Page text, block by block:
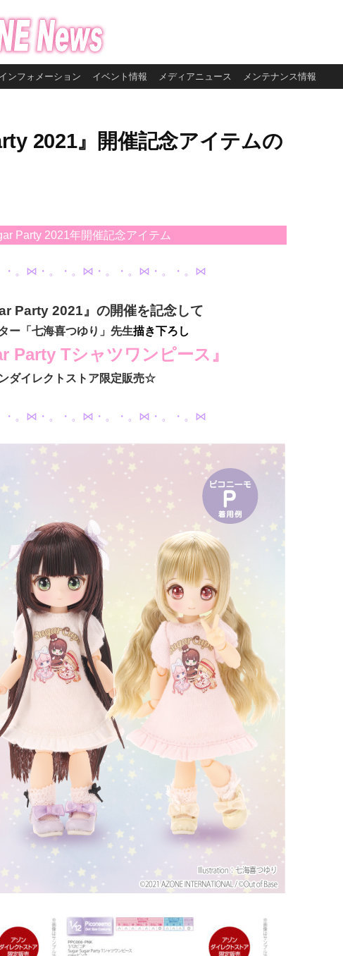
インフォメーション イベント情報 メディアニュース メンテナンス情報
2021』開催記念アイテムの
Party 2021年開催記念アイテム
。⋈・。・。⋈・。・。⋈・。・。⋈
Party 2021』の開催を記念して
ー「七海喜つゆり」先生描き下ろし
Party Tシャツワンピース』
ダイレクトストア限定販売☆
。⋈・。・。⋈・。・。⋈・。・。⋈